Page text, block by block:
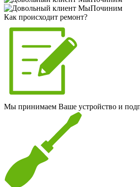
Как происходит ремонт?
Мы принимаем Ваше устройство и